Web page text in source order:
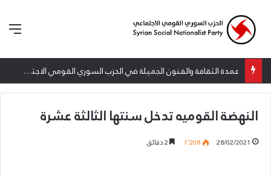
عمدة الثقافة والفنون الجميلة في الحزب السوري القومي الاجتماعي تعلن نتائج الدورة الخامسة من جائزة أنطون سعاده الأدبية
النهضة القوميه تدخل سنتها الثالثة عشرة
28/02/2021 1٬208